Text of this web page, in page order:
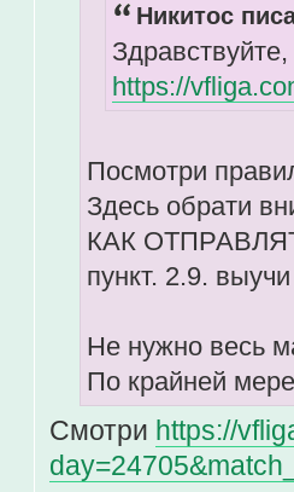
Никитос
https://
Посмотри
Здесь обрати
КАК
пункт. 2.9.
Не нужно весь
По крайней
Смотри https://